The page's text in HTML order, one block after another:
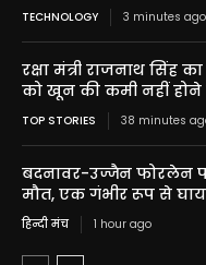
TECHNOLOGY 3 minutes ago
रक्षा मंत्री राजनाथ सिंह
को खून की कमी नहीं होने
TOP STORIES 38 minutes
बदनावर-उज्जैन फोरलेन
मौत, एक गंभीर रूप से
हिन्दी मंच 1 hour ago